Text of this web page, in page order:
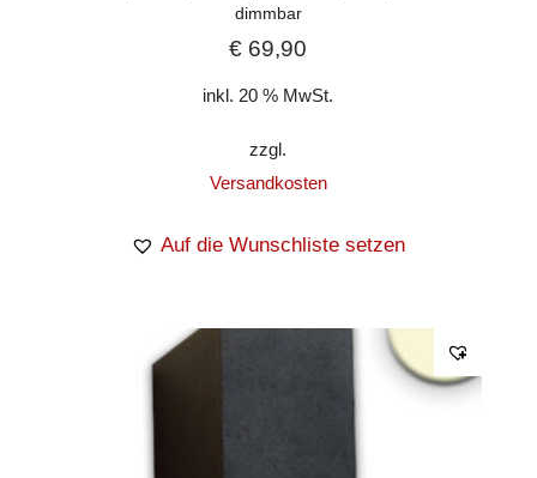
dimmbar
€ 69,90
inkl. 20 % MwSt.
zzgl.
Versandkosten
Auf die Wunschliste setzen